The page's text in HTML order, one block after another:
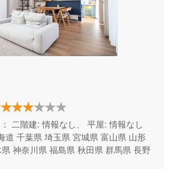
二階建: 情報なし、 平屋: 情報なし
道 千葉県 埼玉県 宮城県 富山県 山形
神奈川県 福島県 秋田県 群馬県 長野